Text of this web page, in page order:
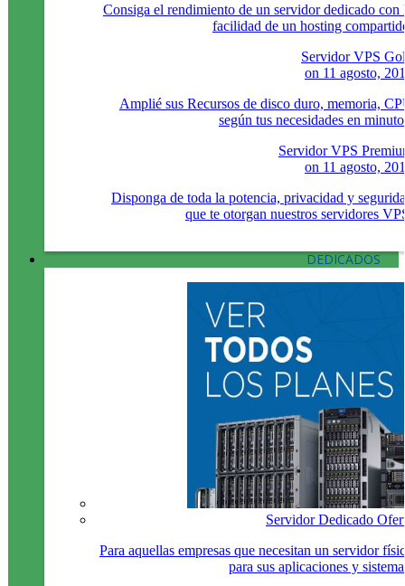
Consiga el rendimiento de un servidor dedicado con
facilidad de un hosting
Servidor VPS
on 11 agosto,
Amplié sus Recursos de disco duro, memoria,
según tus necesidades en
Servidor VPS
on 11 agosto,
Disponga de toda la potencia, privacidad y
que te otorgan nuestros servidores
DEDICADOS
Servidor Dedicado
Para aquellas empresas que necesitan un servidor
para sus aplicaciones y